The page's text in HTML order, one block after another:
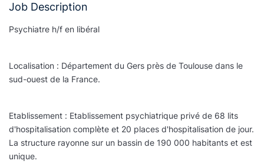
Job Description
Psychiatre h/f en libéral
Localisation : Département du Gers près de Toulouse dans le
sud-ouest de la France.
Etablissement : Etablissement psychiatrique privé de 68 lits
d'hospitalisation complète et 20 places d'hospitalisation de jour.
La structure rayonne sur un bassin de 190 000 habitants et est
unique.